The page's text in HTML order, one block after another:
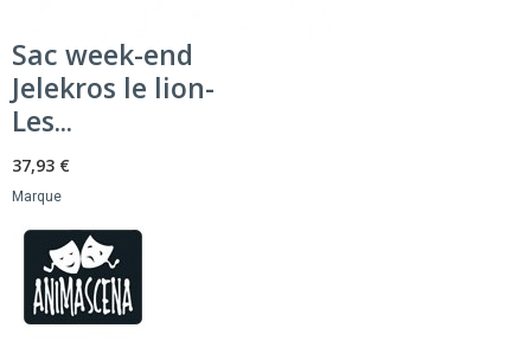
Sac week-end
Jelekros le lion-
Les...
37,93 €
Marque